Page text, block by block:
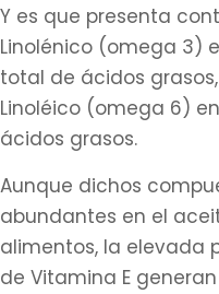
Y es que presenta
Linolénico (omega 3)
total de ácidos
Linoléico (omega 6)
ácidos grasos.
Aunque dichos
abundantes en el
alimentos, la elevada
de Vitamina E